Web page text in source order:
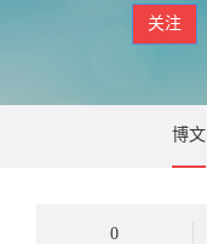
关注
博文
0